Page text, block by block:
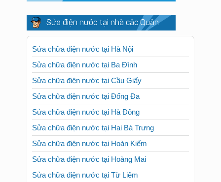
Sửa điện nước tại nhà các Quận
Sửa chữa điện nước tại Hà Nội
Sửa chữa điện nước tại Ba Đình
Sửa chữa điện nước tại Cầu Giấy
Sửa chữa điện nước tại Đống Đa
Sửa chữa điện nước tại Hà Đông
Sửa chữa điện nước tại Hai Bà Trưng
Sửa chữa điện nước tại Hoàn Kiếm
Sửa chữa điện nước tại Hoàng Mai
Sửa chữa điện nước tại Từ Liêm